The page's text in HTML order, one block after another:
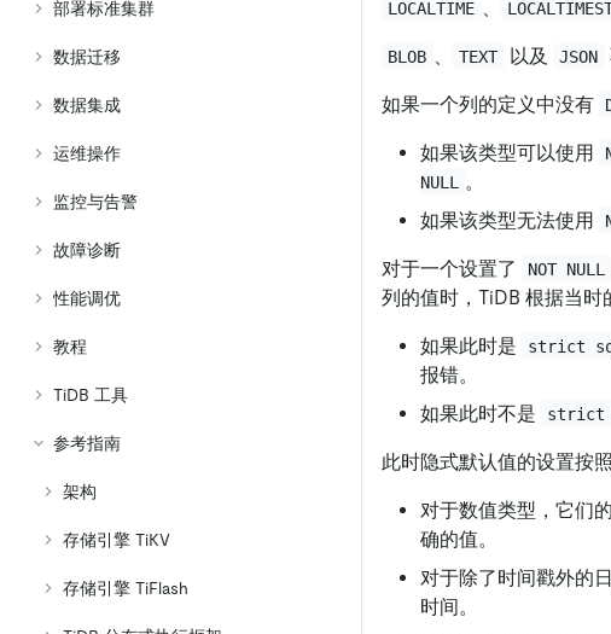
部署标准集群
数据迁移
数据集成
运维操作
监控与告警
故障诊断
性能调优
教程
TiDB 工具
参考指南
架构
存储引擎 TiKV
存储引擎 TiFlash
LOCALTIME
BLOB TEXT 以及 JSON
如果一个列的定义中没有
如果该类型可以使用
NULL
。
如果该类型无法使用
对于一个设置了 NOT NULL
列的值时，TiDB 根据当时
如果此时是 strict
报错。
如果此时不是
strict
此时隐式默认值的设置按
对于数值类型，它们
确的值。
对于除了时间戳外的
时间。